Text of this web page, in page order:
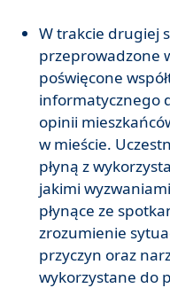
W trakcie drugiej
przeprowadzone
poświęcone
informatycznego
opinii
w mieście.
płyną z
jakimi
płynące ze
zrozumienie
przyczyn oraz
wykorzystane do